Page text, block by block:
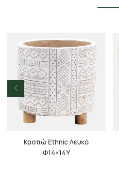
Κασπώ Ethnic Λευκό
Φ14×14Υ